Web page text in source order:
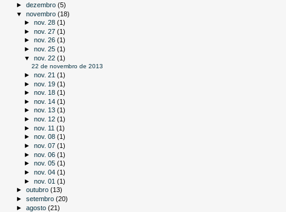
►dezembro(5)
▼novembro(18)
►nov. 28(1)
►nov. 27(1)
►nov. 26(1)
►nov. 25(1)
▼nov. 22(1)
22 de novembro de 2013
►nov. 21(1)
►nov. 19(1)
►nov. 18(1)
►nov. 14(1)
►nov. 13(1)
►nov. 12(1)
►nov. 11(1)
►nov. 08(1)
►nov. 07(1)
►nov. 06(1)
►nov. 05(1)
►nov. 04(1)
►nov. 01(1)
►outubro(13)
►setembro(20)
►agosto(21)